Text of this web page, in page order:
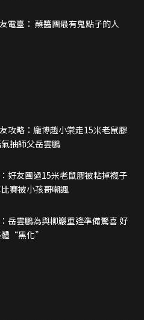
抽師父岳雲鵬
賽被小孩哥嘲諷
體“黑化”